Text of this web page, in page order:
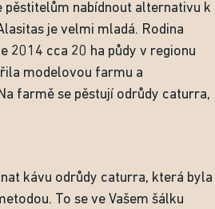
pěstitelům nabídnout alternativu k
je velmi mladá. Rodina
2014 cca 20 ha půdy v regionu
modelovou farmu a
farmě se pěstují odrůdy caturra,
kávu odrůdy caturra, která byla
To se ve Vašem šálku